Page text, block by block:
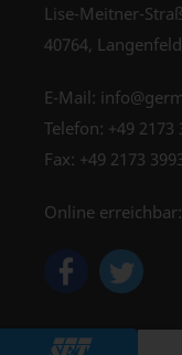
Lise-Meitner-
40764,
E-Mail:
Telefon: +49 2173
Fax: +49 2173
Online erreichbar: